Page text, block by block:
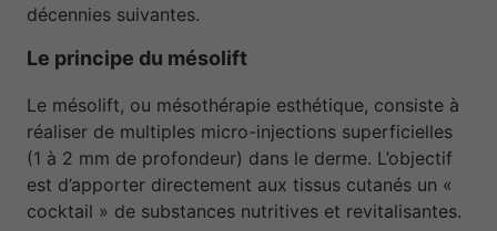
décennies suivantes.
Le principe du mésolift
Le mésolift, ou mésothérapie esthétique, consiste à
réaliser de multiples micro-injections superficielles
(1 à 2 mm de profondeur) dans le derme. L’objectif
est d’apporter directement aux tissus cutanés un «
cocktail » de substances nutritives et revitalisantes.